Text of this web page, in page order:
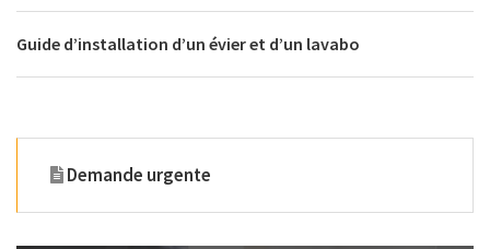
Guide d’installation d’un évier et d’un lavabo
Demande urgente